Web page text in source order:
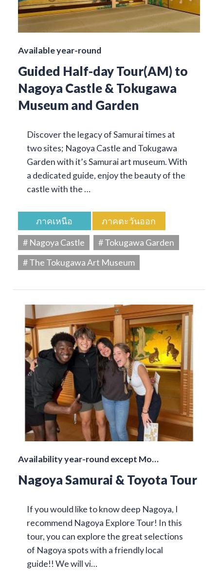
Available year-round
Guided Half-day Tour(AM) to
Nagoya Castle & Tokugawa
Museum and Garden
Discover the legacy of Samurai times at
two sites; Nagoya Castle and Tokugawa
Garden with it’s Samurai art museum. With
a dedicated guide, enjoy the beauty of the
castle with the …
ภาคเหนือ
ภาคตะวันออก
# Nagoya Castle
# Tokugawa Garden
# The Tokugawa Art Museum
Availability year-round except Mo…
Nagoya Samurai & Toyota Tour
If you would like to know deep Nagoya, I
recommend Nagoya Explore Tour! In this
tour, you can explore the great selections
of Nagoya spots with a friendly local
guide!! We will vi…